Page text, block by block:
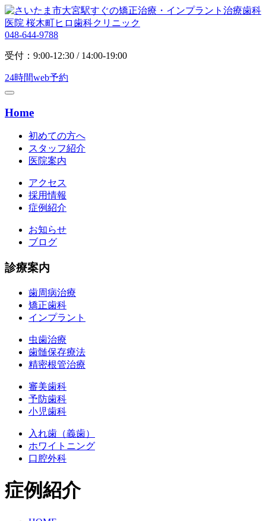
048-644-9788
受付：9:00-12:30 / 14:00-19:00
24時間web予約
Home
初めての方へ
スタッフ紹介
医院案内
アクセス
採用情報
症例紹介
お知らせ
ブログ
診療案内
歯周病治療
矯正歯科
インプラント
虫歯治療
歯髄保存療法
精密根管治療
審美歯科
予防歯科
小児歯科
入れ歯（義歯）
ホワイトニング
口腔外科
症例紹介